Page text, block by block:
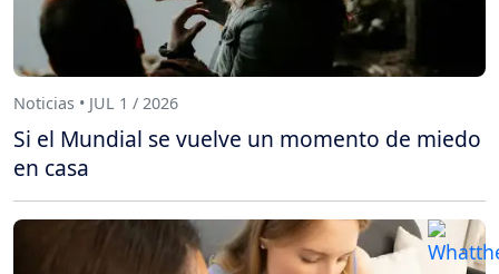
Noticias • JUL 1 / 2026
Si el Mundial se vuelve un momento de miedo
en casa